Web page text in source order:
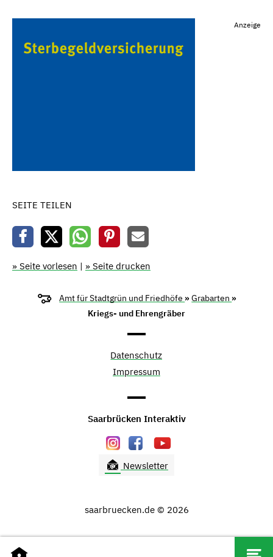
Anzeige
SEITE TEILEN
» Seite vorlesen | » Seite drucken
Amt für Stadtgrün und Friedhöfe »Grabarten »
Kriegs- und Ehrengräber
Datenschutz
Impressum
Saarbrücken Interaktiv
Newsletter
saarbruecken.de © 2026